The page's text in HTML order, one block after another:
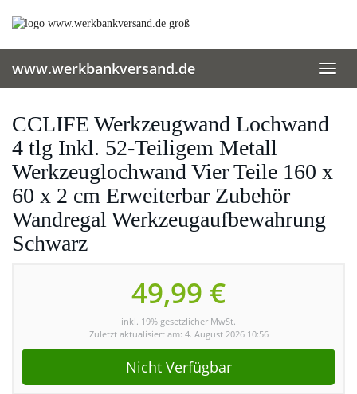
www.werkbankversand.de
CCLIFE Werkzeugwand Lochwand
4 tlg Inkl. 52-Teiligem Metall
Werkzeuglochwand Vier Teile 160 x
60 x 2 cm Erweiterbar Zubehör
Wandregal Werkzeugaufbewahrung
Schwarz
49,99 €
inkl. 19% gesetzlicher MwSt.
Zuletzt aktualisiert am: 4. August 2026 10:56
Nicht Verfügbar